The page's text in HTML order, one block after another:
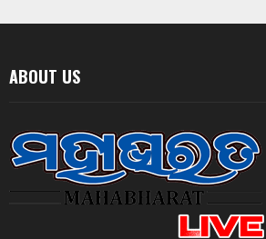
ABOUT US